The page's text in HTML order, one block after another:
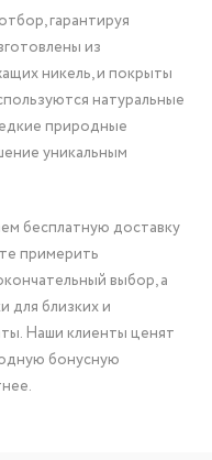
гарантируя
из
никель, и покрыты
натуральные
природные
уникальным
бесплатную доставку
примерить
выбор, а
для близких и
Наши клиенты ценят
бонусную